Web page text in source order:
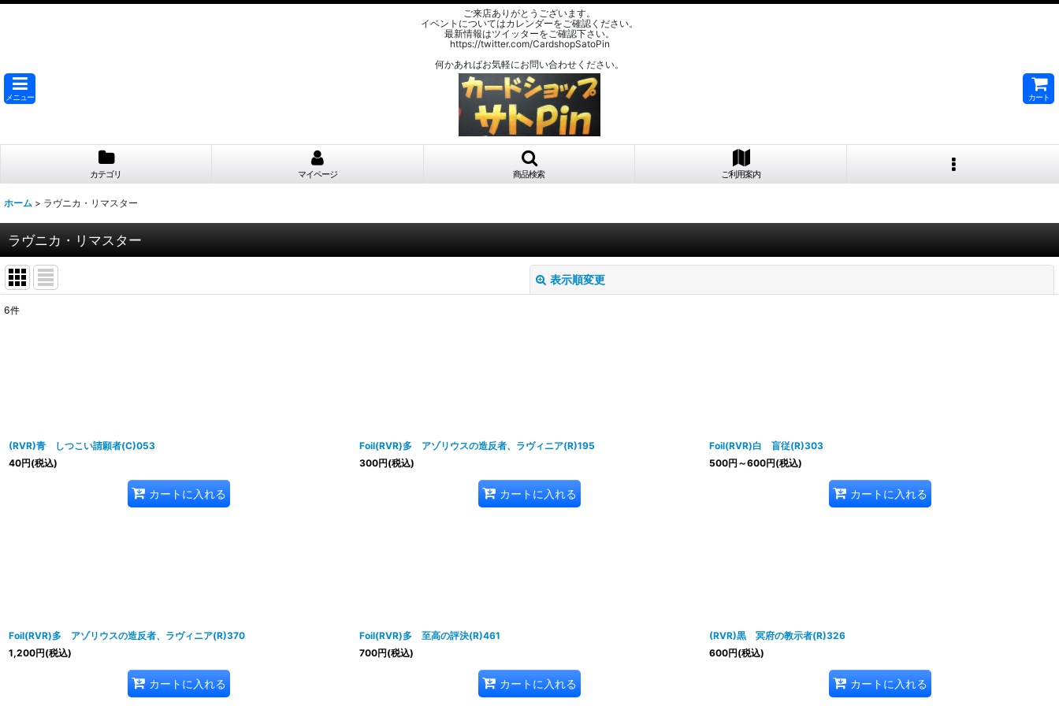
ご来店ありがとうございます。
イベントについてはカレンダーをご確認ください。
最新情報はツイッターをご確認下さい。
https://twitter.com/CardshopSatoPin
何かあればお気軽にお問い合わせください。
メニュー カート
カテゴリ マイページ 商品検索 ご利用案内
ホーム > ラヴニカ・リマスター
ラヴニカ・リマスター
表示順変更
絞り込む
6件
(RVR)青 しつこい請願者(C)053
40円(税込)
カートに入れる
Foil(RVR)多 アゾリウスの造反者、ラヴィニア(R)195
300円(税込)
カートに入れる
Foil(RVR)白 盲従(R)303
500円 ～600円(税込)
カートに入れる
Foil(RVR)多 アゾリウスの造反者、ラヴィニア(R)370
1,200円(税込)
カートに入れる
Foil(RVR)多 至高の評決(R)461
700円(税込)
カートに入れる
(RVR)黒 冥府の教示者(R)326
600円(税込)
カートに入れる